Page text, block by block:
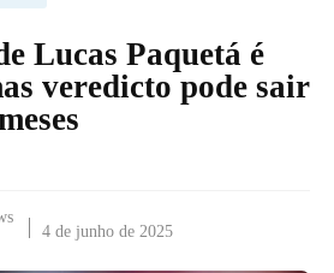
Lucas Paquetá é
veredicto pode sair
4 de junho de 2025